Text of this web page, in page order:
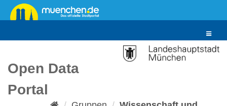
Überspringen
zum
Toggle
Open Data
Portal